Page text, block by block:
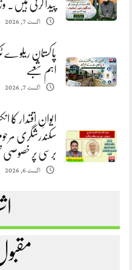
پیدا کرنی ہیں.
اگست 7, 2026
پاکستان
اہم شعبے
اگست 7, 2026
ایوانِ اقتدار کا
سکندرشگری
برسی پر خصوصی
اگست 6, 2026